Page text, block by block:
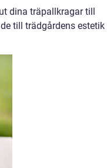
dina träpallkragar till
till trädgårdens estetik